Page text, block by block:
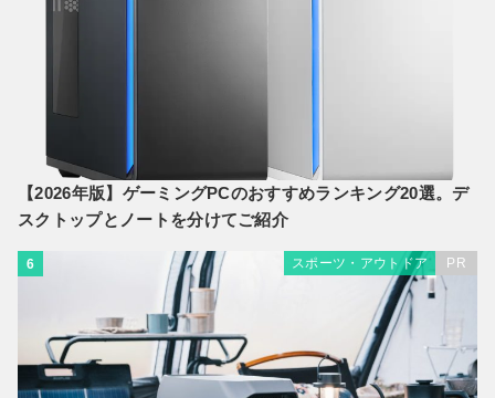
【2026年版】ゲーミングPCのおすすめランキング20選。デ
スクトップとノートを分けてご紹介
6 スポーツ・アウトドア PR